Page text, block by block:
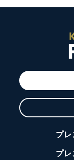
プレ
プレ